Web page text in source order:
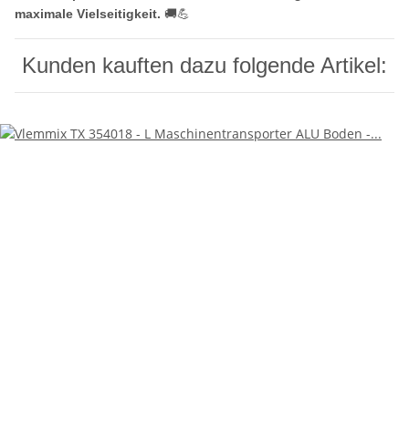
maximale Vielseitigkeit. 🚚💪
Kunden kauften dazu folgende Artikel: